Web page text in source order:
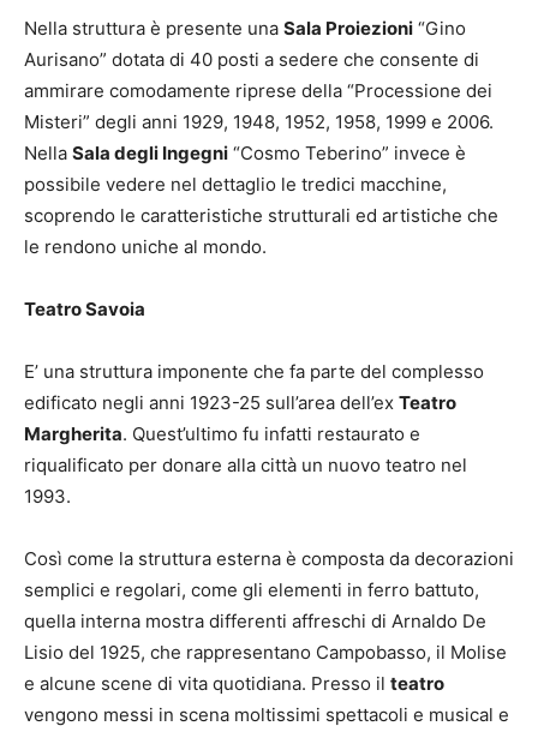
Nella struttura è presente una Sala Proiezioni “Gino
Aurisano” dotata di 40 posti a sedere che consente di
ammirare comodamente riprese della “Processione dei
Misteri” degli anni 1929, 1948, 1952, 1958, 1999 e 2006.
Nella Sala degli Ingegni “Cosmo Teberino” invece è
possibile vedere nel dettaglio le tredici macchine,
scoprendo le caratteristiche strutturali ed artistiche che
le rendono uniche al mondo.
Teatro Savoia
E’ una struttura imponente che fa parte del complesso
edificato negli anni 1923-25 sull’area dell’ex Teatro
Margherita. Quest’ultimo fu infatti restaurato e
riqualificato per donare alla città un nuovo teatro nel
1993.
Così come la struttura esterna è composta da decorazioni
semplici e regolari, come gli elementi in ferro battuto,
quella interna mostra differenti affreschi di Arnaldo De
Lisio del 1925, che rappresentano Campobasso, il Molise
e alcune scene di vita quotidiana. Presso il teatro
vengono messi in scena moltissimi spettacoli e musical e